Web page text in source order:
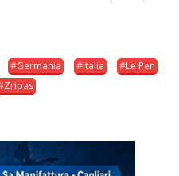
Germania Italia
Le Pen
Zripas